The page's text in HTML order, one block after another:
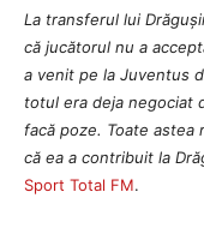
La transferul lui
că jucătorul nu a
a venit pe la Juventus
totul era deja negociat
facă poze. Toate astea
că ea a contribuit la
Sport Total FM.